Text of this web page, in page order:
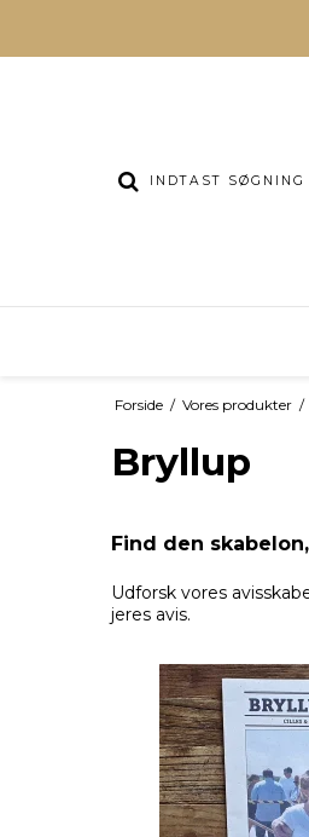
Forside / Vores produkter /
Bryllup
Find den
Udforsk vores
jeres avis.